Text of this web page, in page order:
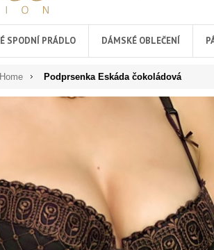
SPODNÍ PRÁDLO DÁMSKÉ OBLEČENÍ
Home Podprsenka Eskáda čokoládová